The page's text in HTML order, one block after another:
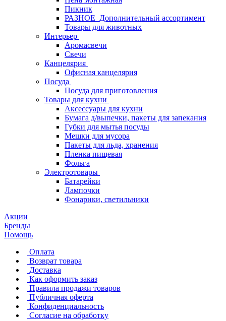
Пикник
РАЗНОЕ_Дополнительный ассортимент
Товары для животных
Интерьер
Аромасвечи
Свечи
Канцелярия
Офисная канцелярия
Посуда
Посуда для приготовления
Товары для кухни
Аксессуары для кухни
Бумага д/выпечки, пакеты для запекания
Губки для мытья посуды
Мешки для мусора
Пакеты для льда, хранения
Пленка пищевая
Фольга
Электротовары
Батарейки
Лампочки
Фонарики, светильники
Акции
Бренды
Помощь
Оплата
Возврат товара
Доставка
Как оформить заказ
Правила продажи товаров
Публичная оферта
Конфиденциальность
Согласие на обработку